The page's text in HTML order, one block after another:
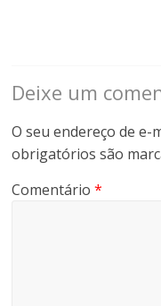
Deixe um
O seu endereço de e-
obrigatórios são
Comentário*